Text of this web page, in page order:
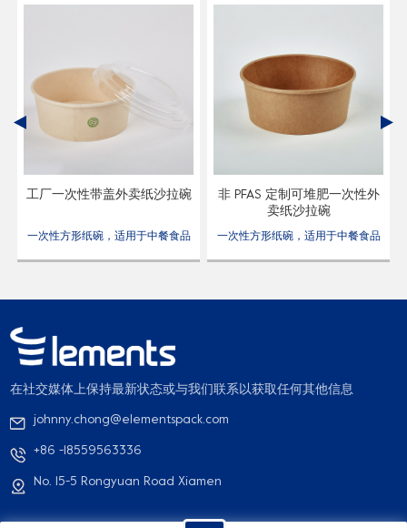
工厂一次性带盖外卖纸沙拉碗
一次性方形纸碗，适用于中餐食品
非 PFAS 定制可堆肥一次性外
卖纸沙拉碗
一次性方形纸碗，适用于中餐食品
在社交媒体上保持最新状态或与我们联系以获取任何其他信息
johnny.chong@elementspack.com
+86 -18559563336
No. 15-5 Rongyuan Road Xiamen